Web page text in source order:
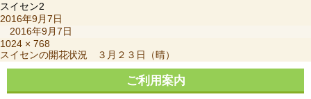
スイセン2
投
日:
2016年9月7日
2016年9月7日
フ
ル
サ
ズ
1024 × 768
投
稿
ビ
スイセンの開花状況 ３月２３日（晴）
ご利用案内